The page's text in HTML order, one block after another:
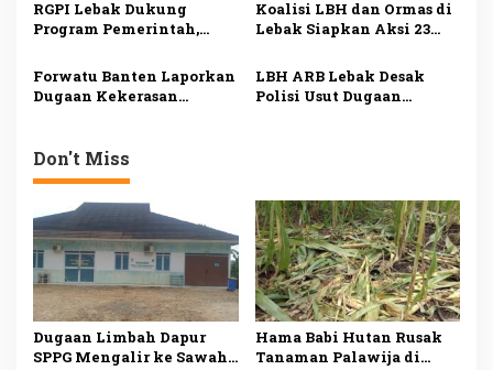
Tetap Lancar saat
Kemarau
Lima Tuntutan
RGPI Lebak Dukung
Program Pemerintah,
Kelola demi
Kesejahteraan Rakyat
Koalisi LBH dan Ormas di
Lebak Siapkan Aksi 23
Mundur
Forwatu Banten Laporkan
Dugaan Kekerasan
Massa
LBH ARB Lebak Desak
Polisi Usut Dugaan
Don't Miss
Dugaan Limbah Dapur
SPPG Mengalir ke Sawah
Hama Babi Hutan Rusak
Tanaman Palawija di